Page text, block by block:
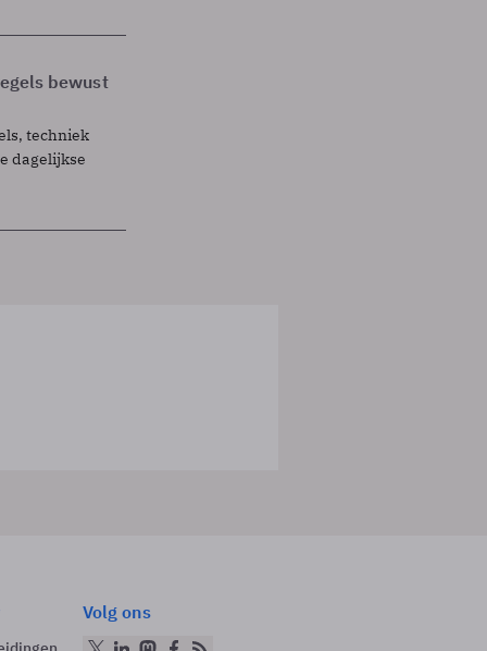
bewust
techniek
dagelijkse
Volg ons